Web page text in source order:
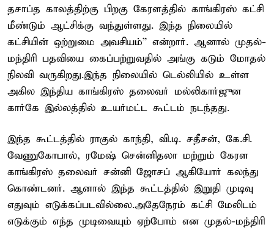
தசாப்த காலத்திற்கு பிறகு கேரளத்தில் காங்கிரஸ் கட்சி
மீண்டும் ஆட்சிக்கு வந்துள்ளது. இந்த நிலையில்
கட்சியின் ஒற்றுமை அவசியம்” என்றார். ஆனால் முதல்-
மந்திரி பதவியை கைப்பற்றுவதில் அங்கு கடும் மோதல்
நிலவி வருகிறது.இந்த நிலையில் டெல்லியில் உள்ள
அகில இந்திய காங்கிரஸ் தலைவர் மல்லிகார்ஜுன
கார்கே இல்லத்தில் உயர்மட்ட கூட்டம் நடந்தது.
இந்த கூட்டத்தில் ராகுல் காந்தி, வி.டி. சதீசன், கே.சி.
வேணுகோபால், ரமேஷ் சென்னிதலா மற்றும் கேரள
காங்கிரஸ் தலைவர் சன்னி ஜோசப் ஆகியோர் கலந்து
கொண்டனர். ஆனால் இந்த கூட்டத்தில் இறுதி முடிவு
எதுவும் எடுக்கப்படவில்லை.அதேநேரம் கட்சி மேலிடம்
எடுக்கும் எந்த முடிவையும் ஏற்போம் என முதல்-மந்திரி